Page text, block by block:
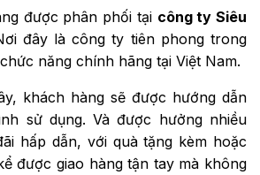
được phân phối tại công ty Siêu
đây là công ty tiên phong trong
năng chính hãng tại Việt Nam.
khách hàng sẽ được hướng dẫn
sử dụng. Và được hưởng nhiều
hấp dẫn, với quà tặng kèm hoặc
được giao hàng tận tay mà không